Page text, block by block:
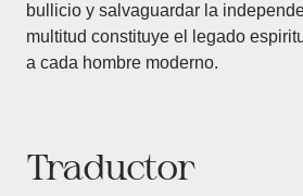
bullicio y salvaguardar la
multitud constituye el legado
a cada hombre moderno.
Traductor